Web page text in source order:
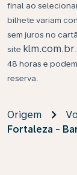
final ao
bilhete variam
sem juros no
site klm.com.br
48 horas e
reserva.
Origem
Fortaleza -